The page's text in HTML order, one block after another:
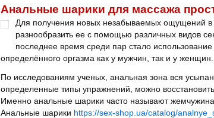
Анальные шарики для массажа
Для получения новых незабываемых ощущений
разнообразить ее с помощью различных видов
последнее время среди пар стало
определённого оргазма как у мужчин, так и у женщин.
По исследованиям ученых, анальная зона вся
определенные типы упражнений, можно
Именно анальные шарики часто называют
Анальные шарики https://sex-shop.ua/catalog/